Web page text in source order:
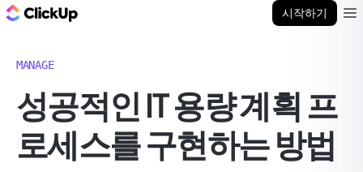
시작하기
MANAGE
성공적인 IT 용량 계획 프
로세스를 구현하는 방법